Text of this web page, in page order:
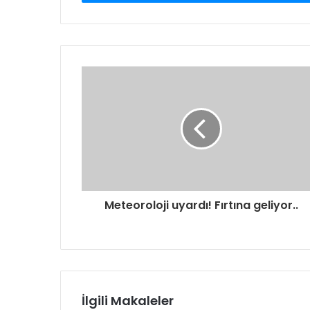
Meteoroloji uyardı! Fırtına geliyor..
İlgili Makaleler